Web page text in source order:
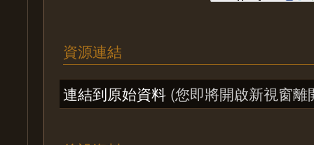
資源連結
連結到原始資料 (您即將開啟新視窗離